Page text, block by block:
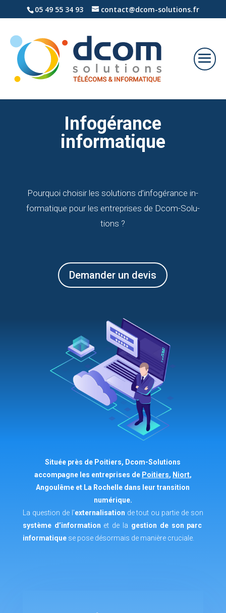
05 49 55 34 93 contact@dcom-solutions.fr
In­fo­gé­rance
in­for­ma­tique
Pour­quoi choi­sir les so­lu­tions d’infogérance in­
for­ma­tique pour les en­tre­prises de Dcom-So­lu­
tions ?
De­man­der un de­vis
Située près de Poitiers, Dcom-Solutions
accompagne les entreprises de Poitiers, Niort,
Angoulême et La Rochelle dans leur transition
numérique.
La question de l’externalisation de tout ou partie de son
système d’information et de la gestion de son parc
informatiquese pose désormais de manière cruciale.